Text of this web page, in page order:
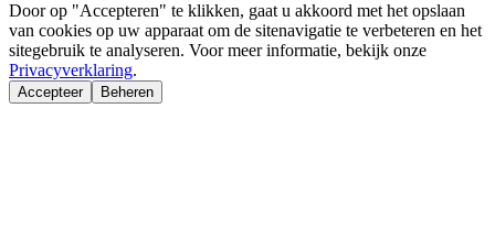
Door op "Accepteren" te klikken, gaat u akkoord met het opslaan
van cookies op uw apparaat om de sitenavigatie te verbeteren en het
sitegebruik te analyseren. Voor meer informatie, bekijk onze
Privacyverklaring.
Accepteer Beheren